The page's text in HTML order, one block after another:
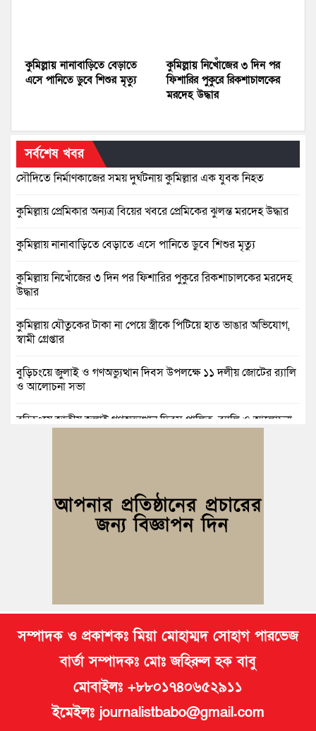
কুমিল্লায় নানাবাড়িতে বেড়াতে
এসে পানিতে ডুবে শিশুর মৃত্যু
কুমিল্লায় নিখোঁজের ৩ দিন পর
ফিশারির পুকুরে রিকশাচালকের
মরদেহ উদ্ধার
সর্বশেষ খবর
সৌদিতে নির্মাণকাজের সময় দুর্ঘটনায় কুমিল্লার এক যুবক নিহত
কুমিল্লায় প্রেমিকার অন্যত্র বিয়ের খবরে প্রেমিকের ঝুলন্ত মরদেহ উদ্ধার
কুমিল্লায় নানাবাড়িতে বেড়াতে এসে পানিতে ডুবে শিশুর মৃত্যু
কুমিল্লায় নিখোঁজের ৩ দিন পর ফিশারির পুকুরে রিকশাচালকের মরদেহ
উদ্ধার
কুমিল্লায় যৌতুকের টাকা না পেয়ে স্ত্রীকে পিটিয়ে হাত ভাঙার অভিযোগ,
স্বামী গ্রেপ্তার
বুড়িচংয়ে জুলাই ও গণঅভ্যুত্থান দিবস উপলক্ষে ১১ দলীয় জোটের র‍্যালি
ও আলোচনা সভা
বুড়িচংয়ে জাতীয় জুলাই গণঅভ্যুত্থান দিবস পালিত, র‍্যালি ও আলোচনা
ব্রাহ্মণপাড়ায় প্রবাসীর বাড়িতে বেড়াতে এলেন সৌদির কফিল; এলাকায়
সম্পাদক ও প্রকাশকঃ মিয়া মোহাম্মদ সোহাগ পারভেজ
বার্তা সম্পাদকঃ মোঃ জহিরুল হক বাবু
মোবাইলঃ +৮৮০১৭৪০৬৫২৯১১
ইমেইলঃ journalistbabo@gmail.com